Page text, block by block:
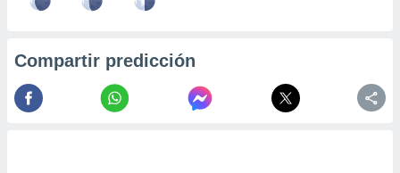
Compartir predicción